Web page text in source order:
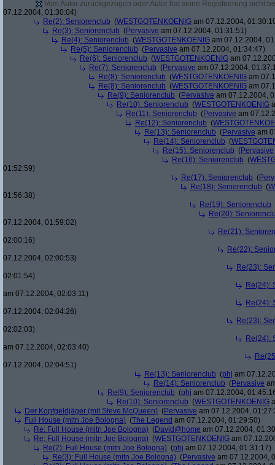
Vom Autor zurückgezogen oder Autor hat seine Registrierung nicht
07.12.2004, 01:30:04)
Re(2): Seniorenclub (WESTGOTENKOENIG am 07.12.2004,
Re(3): Seniorenclub (Pervasive am 07.12.2004, 01:31:51)
Re(4): Seniorenclub (WESTGOTENKOENIG am 07.12.2004,
Re(5): Seniorenclub (Pervasive am 07.12.2004, 01:34:47)
Re(6): Seniorenclub (WESTGOTENKOENIG am
Re(7): Seniorenclub (Pervasive am 07.12.2004,
Re(8): Seniorenclub (WESTGOTENKOENIG am
Re(8): Seniorenclub (WESTGOTENKOENIG am
Re(9): Seniorenclub (Pervasive am 07.12.2004,
Re(10): Seniorenclub (WESTGOTENKOENIG
Re(11): Seniorenclub (Pervasive am
Re(12): Seniorenclub (
Re(13): Seniorenclub (Pervasive am
Re(14): Seniorenclub (
Re(15): Seniorenclub (Pervasive
Re(16): Seniorenclub (
01:52:59)
Re(17): Seniorenclub (
Re(18): Seniorenclub (
01:56:38)
Re(19): Seniorenclub
Re(20):
07.12.2004, 01:59:02)
Re(21):
02:00:16)
Re(22):
07.12.2004, 02:00:53)
Re(23):
02:01:54)
Re(24):
am 07.12.2004, 02:03:11)
Re(24):
07.12.2004, 02:04:26)
Re(23):
02:02:03)
Re(24):
am 07.12.2004, 02:03:40)
07.12.2004, 02:04:51)
Re(13): Seniorenclub (phj am
Re(14): Seniorenclub (Pervasive
Re(9): Seniorenclub (phj am 07.12.2004,
Re(10): Seniorenclub (WESTGOTENKOENIG
Der Kopfgeldjäger (mit Steve McQueen) (Pervasive am 07.12.2004,
Full House (mitn Joe Bologna) (The Legend am 07.12.2004, 01:29:50)
Re: Full House (mitn Joe Bologna) (David@home am 07.12.2004,
Re: Full House (mitn Joe Bologna) (WESTGOTENKOENIG am
Re(2): Full House (mitn Joe Bologna) (phj am 07.12.2004, 01:31:17)
Re(3): Full House (mitn Joe Bologna) (Pervasive am 07.12.2004,